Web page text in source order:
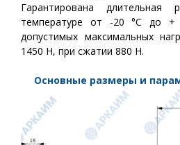
Гарантирована
температуре от -20 °C до
допустимых максимальных
1450 Н, при сжатии 880 Н.
Основные размеры и